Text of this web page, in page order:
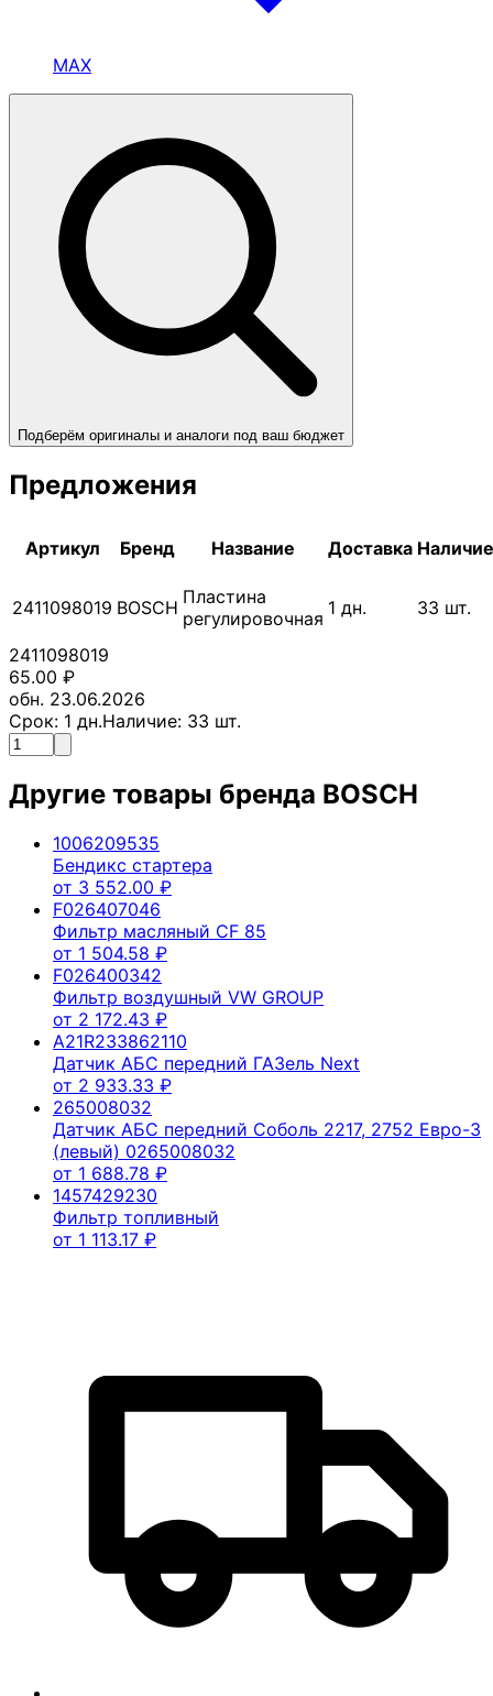
MAX
Подберём оригиналы и аналоги под ваш бюджет
Предложения
Артикул Бренд Название Доставка Наличие
2411098019 BOSCH Пластина
регулировочная 1 дн. 33 шт.
2411098019
65.00 ₽
обн. 23.06.2026
Срок: 1 дн.Наличие: 33 шт.
Другие товары бренда BOSCH
1006209535
Бендикс стартера
от 3 552.00 ₽
F026407046
Фильтр масляный CF 85
от 1 504.58 ₽
F026400342
Фильтр воздушный VW GROUP
от 2 172.43 ₽
A21R233862110
Датчик АБС передний ГАЗель Next
от 2 933.33 ₽
265008032
Датчик АБС передний Соболь 2217, 2752 Евро-3
(левый) 0265008032
от 1 688.78 ₽
1457429230
Фильтр топливный
от 1 113.17 ₽